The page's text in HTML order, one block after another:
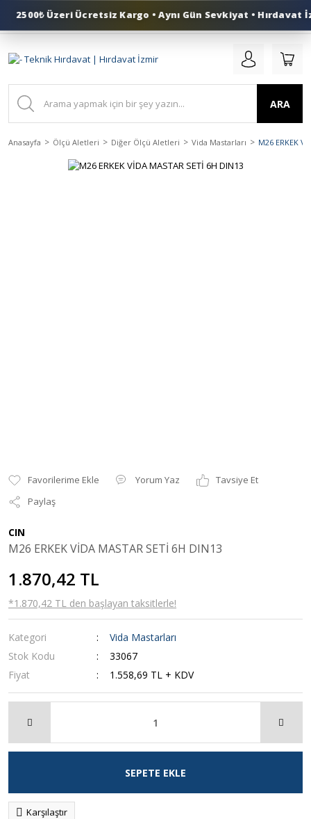
0 (553) 324 41 50
ARA
Anasayfa Ölçü Aletleri Diğer Ölçü Aletleri Vida Mastarları M26 ERKEK
Yorum Yaz
Tavsiye Et
Paylaş
CIN
M26 ERKEK VİDA MASTAR SETİ 6H DIN13
1.870,42 TL
*1.870,42 TL den başlayan taksitlerle!
Kategori
Vida Mastarları
Stok Kodu
33067
Fiyat
1.558,69 TL + KDV
SEPETE EKLE
Karşılaştır
2500₺ Üzeri Ücretsiz Kargo • Aynı Gün Sevkiyat • Hırdavat